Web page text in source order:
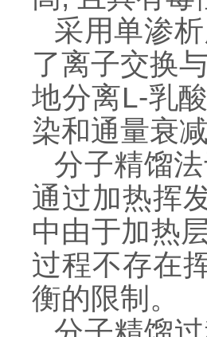
采用单渗
了离子交换
地分离L-乳
染和通量衰
分子精馏
通过加热挥
中由于加热
过程不存在
衡的限制。